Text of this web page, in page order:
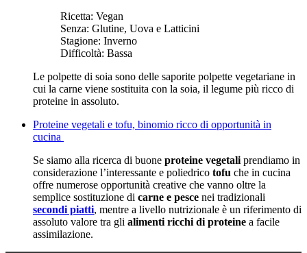
Ricetta: Vegan
Senza: Glutine, Uova e Latticini
Stagione: Inverno
Difficoltà: Bassa
Le polpette di soia sono delle saporite polpette vegetariane in
cui la carne viene sostituita con la soia, il legume più ricco di
proteine in assoluto.
Proteine vegetali e tofu, binomio ricco di opportunità in
cucina
Se siamo alla ricerca di buone proteine vegetali prendiamo in
considerazione l’interessante e poliedrico tofu che in cucina
offre numerose opportunità creative che vanno oltre la
semplice sostituzione di carne e pesce nei tradizionali
secondi piatti, mentre a livello nutrizionale è un riferimento di
assoluto valore tra gli alimenti ricchi di proteine a facile
assimilazione.